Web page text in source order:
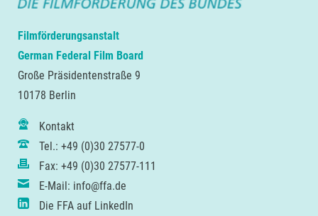
Filmförderungsanstalt
German Federal Film Board
Große Präsidentenstraße 9
10178 Berlin
Kontakt
Tel.: +49 (0)30 27577-0
Fax: +49 (0)30 27577-111
E-Mail: info@ffa.de
Die FFA auf LinkedIn